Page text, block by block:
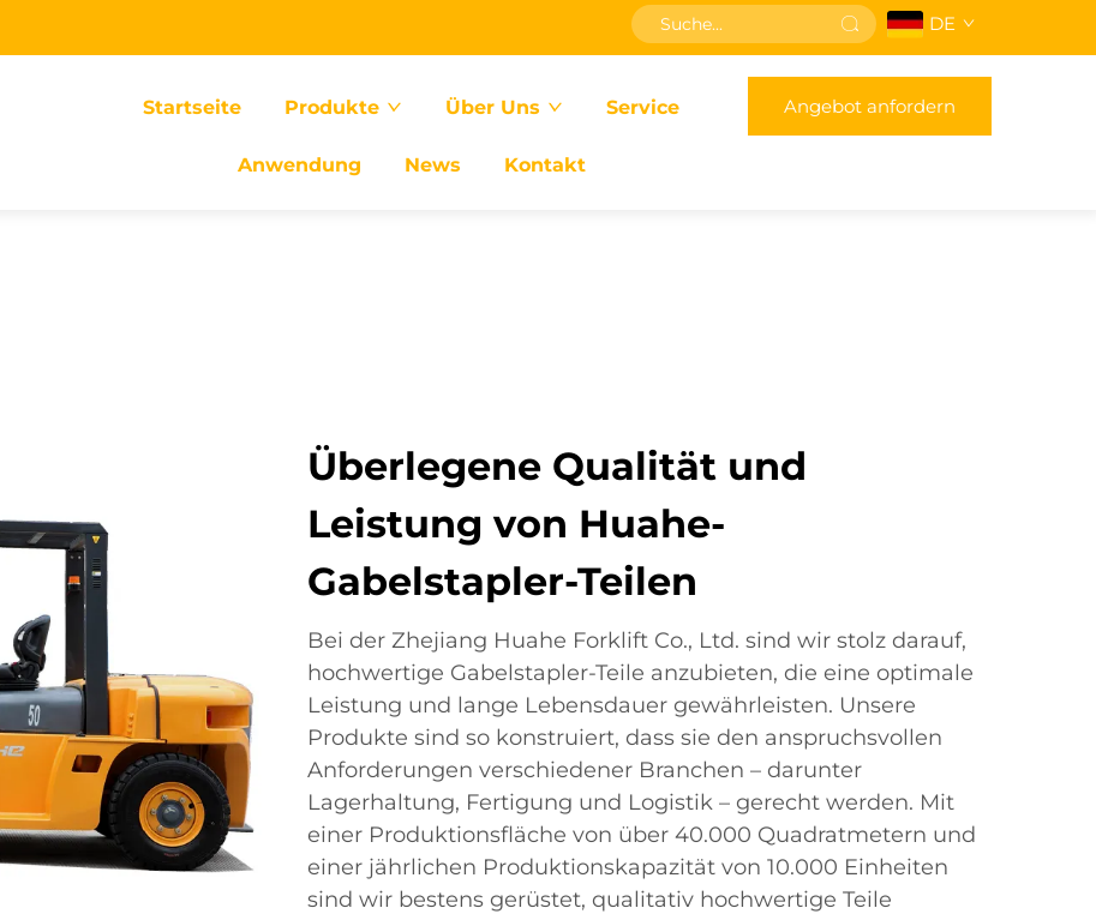
DE
Startseite Produkte Über Uns Service
Anwendung News Kontakt
Angebot anfordern
Überlegene Qualität und
Leistung von Huahe-
Gabelstapler-Teilen
Bei der Zhejiang Huahe Forklift Co., Ltd. sind wir stolz darauf,
hochwertige Gabelstapler-Teile anzubieten, die eine optimale
Leistung und lange Lebensdauer gewährleisten. Unsere
Produkte sind so konstruiert, dass sie den anspruchsvollen
Anforderungen verschiedener Branchen – darunter
Lagerhaltung, Fertigung und Logistik – gerecht werden. Mit
einer Produktionsfläche von über 40.000 Quadratmetern und
einer jährlichen Produktionskapazität von 10.000 Einheiten
sind wir bestens gerüstet, qualitativ hochwertige Teile